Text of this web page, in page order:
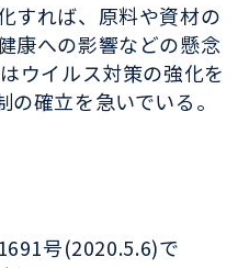
すれば、原料や資材の
康への影響などの懸念
ウイルス対策の強化を
確立を急いでいる。
号(2020.5.6)で